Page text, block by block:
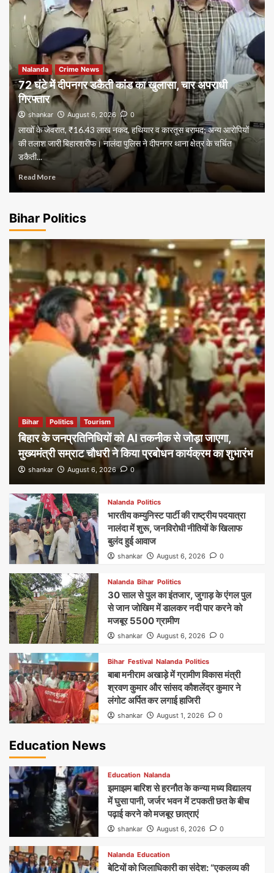
Nalanda Crime News
72 घंटे में दीपनगर डकैती कांड का खुलासा, चार अपराधी
गिरफ्तार
shankar August 6, 2026 0
लाखों के जेवरात, ₹16.43 लाख नकद, हथियार व कारतूस बरामद; अन्य आरोपियों
की तलाश जारी बिहारशरीफ। नालंदा पुलिस ने दीपनगर थाना क्षेत्र के चर्चित
डकैती...
Read More
Bihar Politics
Bihar Politics Tourism
बिहार के जनप्रतिनिधियों को AI तकनीक से जोड़ा जाएगा,
मुख्यमंत्री सम्राट चौधरी ने किया प्रबोधन कार्यक्रम का शुभारंभ
shankar August 6, 2026 0
Nalanda Politics
भारतीय कम्युनिस्ट पार्टी की राष्ट्रीय पदयात्रा
नालंदा में शुरू, जनविरोधी नीतियों के खिलाफ
बुलंद हुई आवाज
shankar August 6, 2026 0
Nalanda Bihar Politics
30 साल से पुल का इंतजार, जुगाड़ के एंगल पुल
से जान जोखिम में डालकर नदी पार करने को
मजबूर 5500 ग्रामीण
shankar August 6, 2026 0
Bihar Festival Nalanda Politics
बाबा मनीराम अखाड़े में ग्रामीण विकास मंत्री
श्रवण कुमार और सांसद कौशलेंद्र कुमार ने
लंगोट अर्पित कर लगाई हाजिरी
shankar August 1, 2026 0
Education News
Education Nalanda
झमाझम बारिश से हरनौत के कन्या मध्य विद्यालय
में घुसा पानी, जर्जर भवन में टपकती छत के बीच
पढ़ाई करने को मजबूर छात्राएं
shankar August 6, 2026 0
Nalanda Education
बेटियों को जिलाधिकारी का संदेश: “एकलव्य की